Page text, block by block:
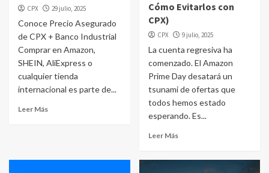
CPX 29 julio, 2025
Conoce Precio Asegurado
de CPX + Banco Industrial
Comprar en Amazon,
SHEIN, AliExpress o
cualquier tienda
internacional es parte de...
Leer Más
Cómo Evitarlos con
CPX)
CPX 9 julio, 2025
La cuenta regresiva ha
comenzado. El Amazon
Prime Day desatará un
tsunami de ofertas que
todos hemos estado
esperando. Es...
Leer Más